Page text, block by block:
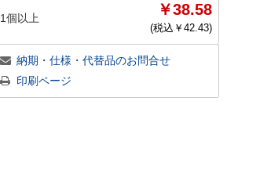
1個以上 ￥38.58
(税込￥ 42.43)
納期・仕様・代替品のお問合せ
印刷ページ